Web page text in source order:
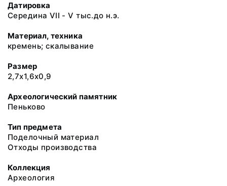
Датировка
Середина VII - V тыс.до н.э.
Материал, техника
кремень; скалывание
Размер
2,7х1,6х0,9
Археологический памятник
Пеньково
Тип предмета
Поделочный материал
Отходы производства
Коллекция
Археология